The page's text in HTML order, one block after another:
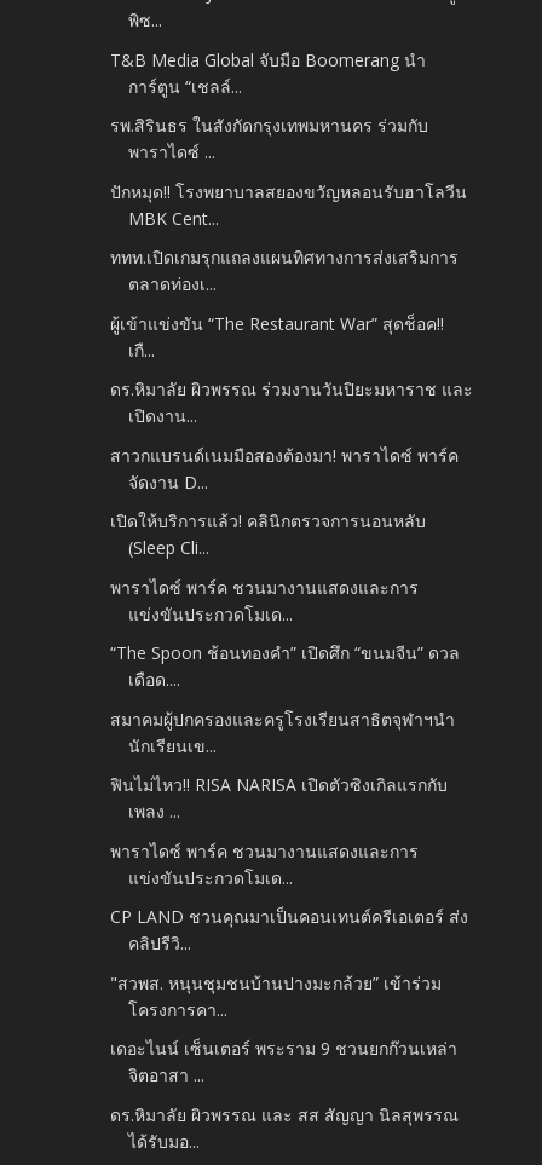
พิซ...
T&B Media Global จับมือ Boomerang นำ
การ์ตูน “เชลล์...
รพ.สิรินธร ในสังกัดกรุงเทพมหานคร ร่วมกับ
พาราไดซ์ ...
ปักหมุด!! โรงพยาบาลสยองขวัญหลอนรับฮาโลวีน
MBK Cent...
ททท.เปิดเกมรุกแถลงแผนทิศทางการส่งเสริมการ
ตลาดท่องเ...
ผู้เข้าแข่งขัน “The Restaurant War” สุดช็อค!!
เกื...
ดร.หิมาลัย ผิวพรรณ ร่วมงานวันปิยะมหาราช และ
เปิดงาน...
สาวกแบรนด์เนมมือสองต้องมา! พาราไดซ์ พาร์ค
จัดงาน D...
เปิดให้บริการแล้ว! คลินิกตรวจการนอนหลับ
(Sleep Cli...
พาราไดซ์ พาร์ค ชวนมางานแสดงและการ
แข่งขันประกวดโมเด...
“The Spoon ช้อนทองคำ” เปิดศึก “ขนมจีน” ดวล
เดือด....
สมาคมผู้ปกครองและครูโรงเรียนสาธิตจุฬาฯนำ
นักเรียนเข...
ฟินไม่ไหว!! RISA NARISA เปิดตัวซิงเกิลแรกกับ
เพลง ...
พาราไดซ์ พาร์ค ชวนมางานแสดงและการ
แข่งขันประกวดโมเด...
CP LAND ชวนคุณมาเป็นคอนเทนต์ครีเอเตอร์ ส่ง
คลิปรีวิ...
"สวพส. หนุนชุมชนบ้านปางมะกล้วย” เข้าร่วม
โครงการคา...
เดอะไนน์ เซ็นเตอร์ พระราม 9 ชวนยกก๊วนเหล่า
จิตอาสา ...
ดร.หิมาลัย ผิวพรรณ และ สส สัญญา นิลสุพรรณ
ได้รับมอ...